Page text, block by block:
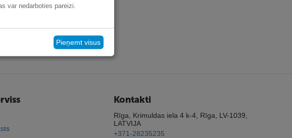
Kontakti
Rīga, Krimuldas iela 4 k-4, Rīga, LV-1039,
LATVIJA
+371-28235235
var nedarboties pareizi.
Pieņemt visus